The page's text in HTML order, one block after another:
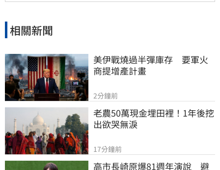
相關新聞
美伊戰燒過半彈庫存　要軍火
商提增產計畫
2分鐘前
老農50萬現金埋田裡！1年後挖
出欲哭無淚
17分鐘前
高市長崎原爆81週年演說　避